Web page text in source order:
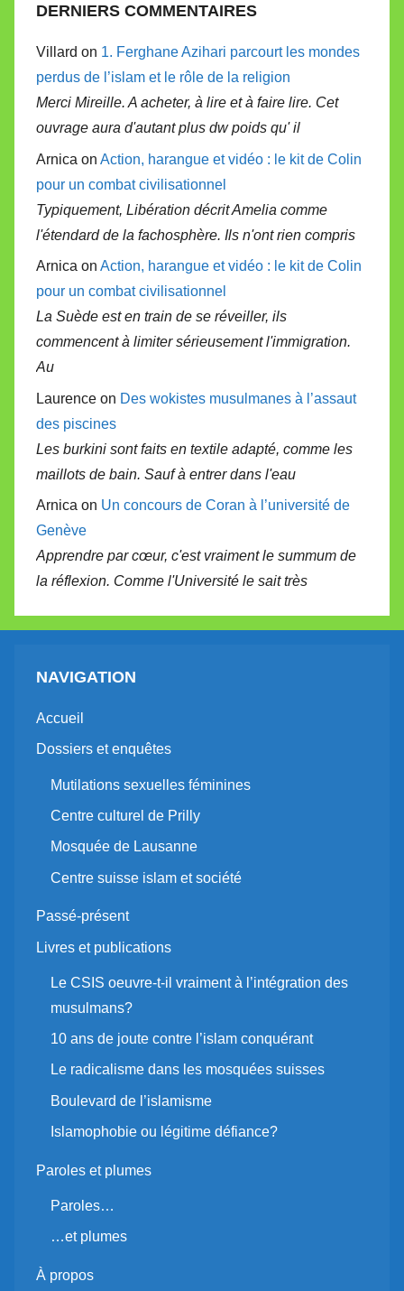
DERNIERS COMMENTAIRES
Villard on 1. Ferghane Azihari parcourt les mondes
perdus de l’islam et le rôle de la religion
Merci Mireille. A acheter, à lire et à faire lire. Cet
ouvrage aura d'autant plus dw poids qu' il
Arnica on Action, harangue et vidéo : le kit de Colin
pour un combat civilisationnel
Typiquement, Libération décrit Amelia comme
l'étendard de la fachosphère. Ils n'ont rien compris
Arnica on Action, harangue et vidéo : le kit de Colin
pour un combat civilisationnel
La Suède est en train de se réveiller, ils
commencent à limiter sérieusement l'immigration.
Au
Laurence on Des wokistes musulmanes à l’assaut
des piscines
Les burkini sont faits en textile adapté, comme les
maillots de bain. Sauf à entrer dans l'eau
Arnica on Un concours de Coran à l’université de
Genève
Apprendre par cœur, c'est vraiment le summum de
la réflexion. Comme l'Université le sait très
NAVIGATION
Accueil
Dossiers et enquêtes
Mutilations sexuelles féminines
Centre culturel de Prilly
Mosquée de Lausanne
Centre suisse islam et société
Passé-présent
Livres et publications
Le CSIS oeuvre-t-il vraiment à l’intégration des
musulmans?
10 ans de joute contre l’islam conquérant
Le radicalisme dans les mosquées suisses
Boulevard de l’islamisme
Islamophobie ou légitime défiance?
Paroles et plumes
Paroles…
…et plumes
À propos